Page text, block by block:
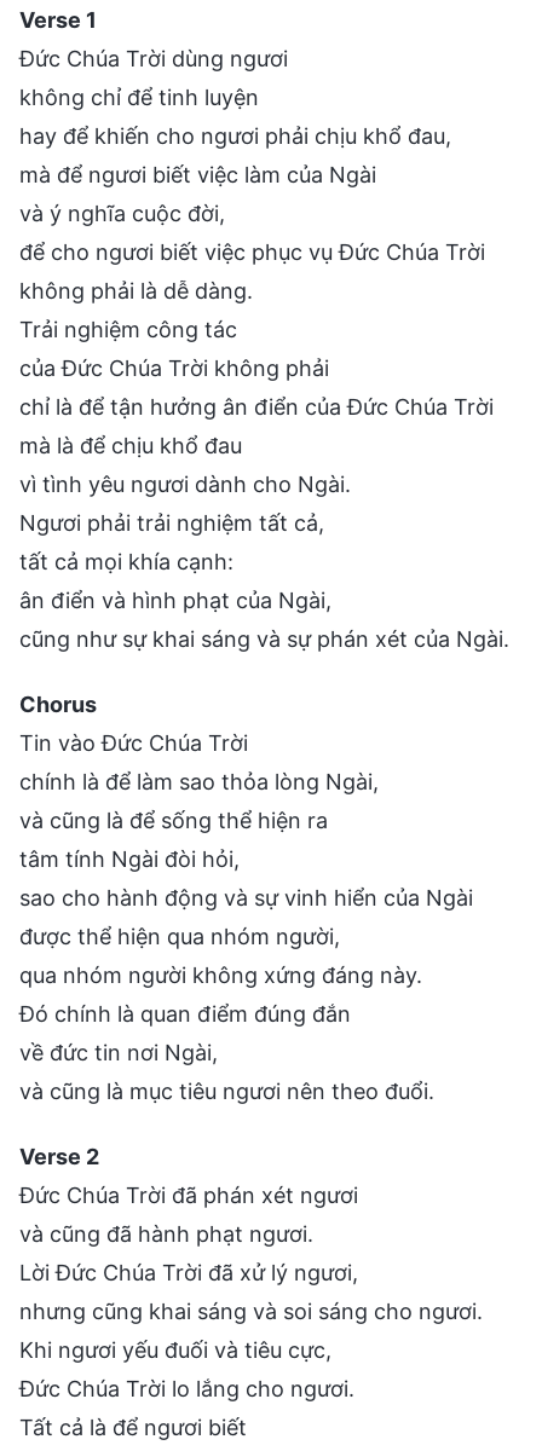
Verse 1
Đức Chúa Trời dùng ngươi
không chỉ để tinh luyện
hay để khiến cho ngươi phải chịu khổ đau,
mà để ngươi biết việc làm của Ngài
và ý nghĩa cuộc đời,
để cho ngươi biết việc phục vụ Đức Chúa Trời
không phải là dễ dàng.
Trải nghiệm công tác
của Đức Chúa Trời không phải
chỉ là để tận hưởng ân điển của Đức Chúa Trời
mà là để chịu khổ đau
vì tình yêu ngươi dành cho Ngài.
Ngươi phải trải nghiệm tất cả,
tất cả mọi khía cạnh:
ân điển và hình phạt của Ngài,
cũng như sự khai sáng và sự phán xét của Ngài.
Chorus
Tin vào Đức Chúa Trời
chính là để làm sao thỏa lòng Ngài,
và cũng là để sống thể hiện ra
tâm tính Ngài đòi hỏi,
sao cho hành động và sự vinh hiển của Ngài
được thể hiện qua nhóm người,
qua nhóm người không xứng đáng này.
Đó chính là quan điểm đúng đắn
về đức tin nơi Ngài,
và cũng là mục tiêu ngươi nên theo đuổi.
Verse 2
Đức Chúa Trời đã phán xét ngươi
và cũng đã hành phạt ngươi.
Lời Đức Chúa Trời đã xử lý ngươi,
nhưng cũng khai sáng và soi sáng cho ngươi.
Khi ngươi yếu đuối và tiêu cực,
Đức Chúa Trời lo lắng cho ngươi.
Tất cả là để ngươi biết